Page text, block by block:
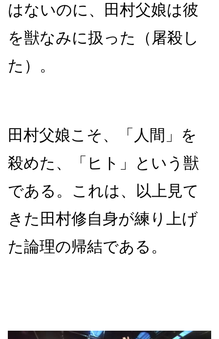
はないのに、田村父娘は彼
を獣なみに扱った（屠殺し
た）。
田村父娘こそ、「人間」を
殺めた、「ヒト」という獣
である。 これは、以上見て
きた田村修自身が練り上げ
た論理の帰結である。